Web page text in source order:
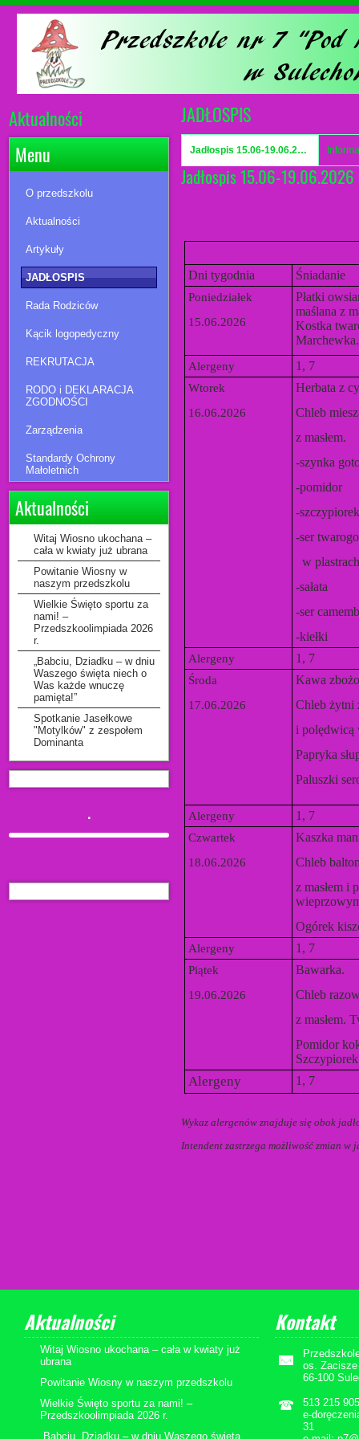
Aktualności
Menu
O przedszkolu
Aktualności
Artykuły
JADŁOSPIS
Rada Rodziców
Kącik logopedyczny
REKRUTACJA
RODO i DEKLARACJA
ZGODNOŚCI
Zarządzenia
Standardy Ochrony
Małoletnich
Aktualności
Witaj Wiosno ukochana –
cała w kwiaty już ubrana
Powitanie Wiosny w
naszym przedszkolu
Wielkie Święto sportu za
nami! –
Przedszkoolimpiada 2026
r.
„Babciu, Dziadku – w dniu
Waszego święta niech o
Was każde wnuczę
pamięta!”
Spotkanie Jasełkowe
"Motylków" z zespołem
Dominanta
.
JADŁOSPIS
Jadłospis 15.06-19.06.2026 r.
Jadłospis 15.06-
Dni tygodnia Śniadanie
Poniedziałek
15.06.2026
Płatki
maślana z
Kostka
Marchewka.
Alergeny 1, 7
Wtorek
16.06.2026
Herbata z
Chleb
z masłem.
-szynka
-pomidor
-szczypiorek
-ser
w plastrach
-sałata
-ser
-kiełki
Alergeny 1, 7
Środa
17.06.2026
Kawa
Chleb żytni
i polędwicą
Papryka
Paluszki
Alergeny 1, 7
Czwartek
18.06.2026
Kaszka
Chleb
z masłem i
Ogórek
Alergeny 1, 7
Piątek
19.06.2026
Bawarka.
Chleb
z masłem.
Pomidor
Alergeny 1, 7
Wykaz alergenów znajduje się obok
Intendent zastrzega możliwość zmian w
Aktualności
Witaj Wiosno ukochana – cała w kwiaty już
ubrana
Powitanie Wiosny w naszym przedszkolu
Wielkie Święto sportu za nami! –
Przedszkoolimpiada 2026 r.
„Babciu, Dziadku – w dniu Waszego święta
Kontakt
os.
66-100
513 215
e-
31